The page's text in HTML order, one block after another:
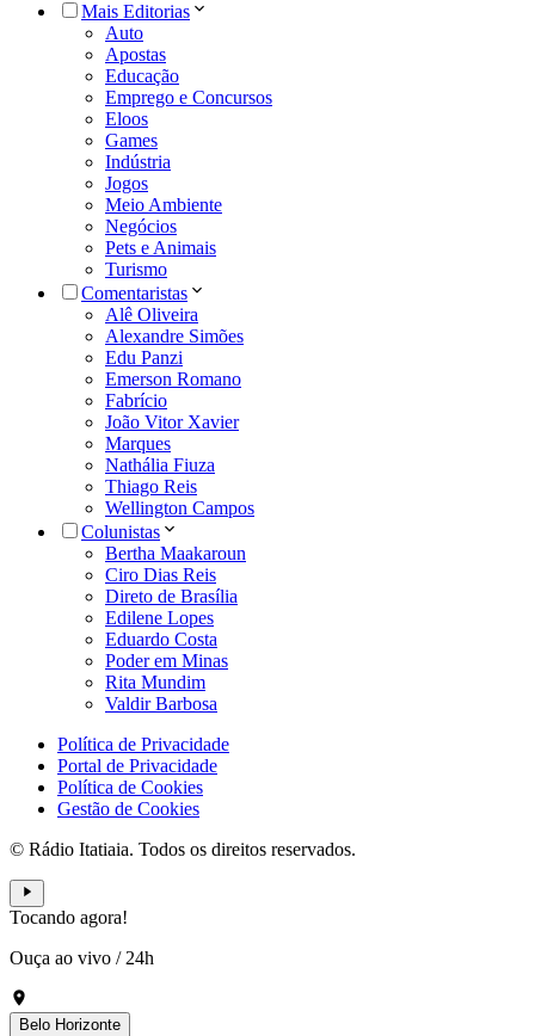
Mais Editorias
Auto
Apostas
Educação
Emprego e Concursos
Eloos
Games
Indústria
Jogos
Meio Ambiente
Negócios
Pets e Animais
Turismo
Comentaristas
Alê Oliveira
Alexandre Simões
Edu Panzi
Emerson Romano
Fabrício
João Vitor Xavier
Marques
Nathália Fiuza
Thiago Reis
Wellington Campos
Colunistas
Bertha Maakaroun
Ciro Dias Reis
Direto de Brasília
Edilene Lopes
Eduardo Costa
Poder em Minas
Rita Mundim
Valdir Barbosa
Política de Privacidade
Portal de Privacidade
Política de Cookies
Gestão de Cookies
© Rádio Itatiaia. Todos os direitos reservados.
Tocando agora!
Ouça ao vivo / 24h
Belo Horizonte